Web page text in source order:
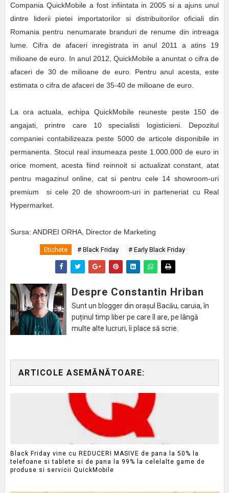
Compania QuickMobile a fost infiintata in 2005 si a ajuns unul
dintre liderii pietei importatorilor si distribuitorilor oficiali din
Romania pentru nenumarate branduri de renume din intreaga
lume. Cifra de afaceri inregistrata in anul 2011 a atins 19
milioane de euro. In anul 2012, QuickMobile a anuntat o cifra de
afaceri de 30 de milioane de euro. Pentru anul acesta, este
estimata o cifra de afaceri de 35-40 de milioane de euro.
La ora actuala, echipa QuickMobile reuneste peste 150 de
angajati, printre care 10 specialisti logisticieni. Depozitul
companiei contabilizeaza peste 5000 de articole disponibile in
permanenta. Stocul real insumeaza peste 1.000.000 de euro in
orice moment, acesta fiind reinnoit si actualizat constant, atat
pentru magazinul online, cat si pentru cele 14 showroom-uri
premium si cele 20 de showroom-uri in parteneriat cu Real
Hypermarket.
Sursa: ANDREI ORHA, Director de Marketing
Etichete # Black Friday # Early Black Friday
Despre Constantin Hriban
Sunt un blogger din orașul Bacău, caruia, în
puținul timp liber pe care îl are, pe lângă
multe alte lucruri, îi place să scrie.
ARTICOLE ASEMĂNĂTOARE:
Black Friday vine cu REDUCERI MASIVE de pana la 50% la
telefoane si tablete si de pana la 99% la celelalte game de
produse si servicii QuickMobile